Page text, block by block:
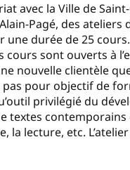
avec la Ville de
Pagé, des
une durée de 25 cours.
cours sont ouverts à
nouvelle clientèle
pour objectif de
privilégié du
textes
la lecture, etc.